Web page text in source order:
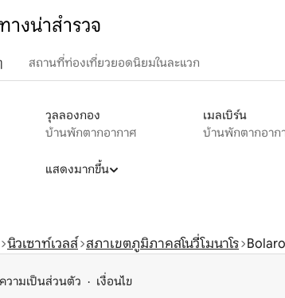
งน่าสำรวจ
สถานที่ท่องเที่ยวยอดนิยมในละแวก
วุลลองกอง
บ้านพักตากอากาศ
เมลเบิร์น
บ้านพักตากอาก
แสดงมากขึ้น
นิวเซาท์เวลส์ สภาเขตภูมิภาคสโนวี่โมนาโร Bolaro
ความเป็นส่วนตัว เงื่อนไข